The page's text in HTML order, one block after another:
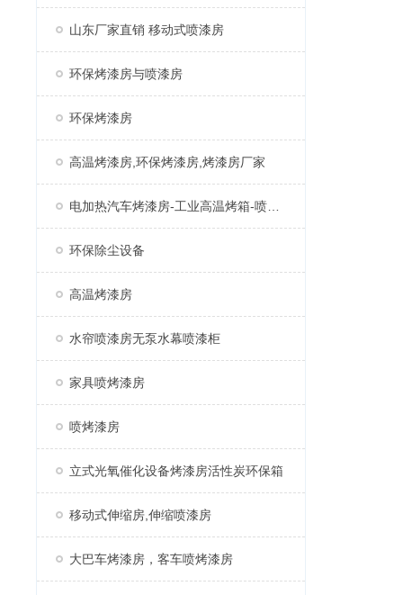
山东厂家直销 移动式喷漆房
环保烤漆房与喷漆房
环保烤漆房
高温烤漆房,环保烤漆房,烤漆房厂家
环保除尘设备
高温烤漆房
水帘喷漆房无泵水幕喷漆柜
家具喷烤漆房
喷烤漆房
立式光氧催化设备烤漆房活性炭环保箱
移动式伸缩房,伸缩喷漆房
大巴车烤漆房，客车喷烤漆房